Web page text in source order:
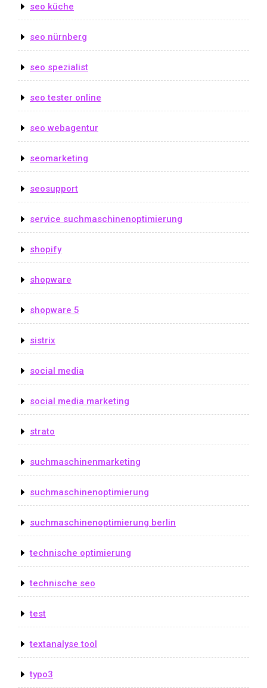
seo küche
seo nürnberg
seo spezialist
seo tester online
seo webagentur
seomarketing
seosupport
service suchmaschinenoptimierung
shopify
shopware
shopware 5
sistrix
social media
social media marketing
strato
suchmaschinenmarketing
suchmaschinenoptimierung
suchmaschinenoptimierung berlin
technische optimierung
technische seo
test
textanalyse tool
typo3